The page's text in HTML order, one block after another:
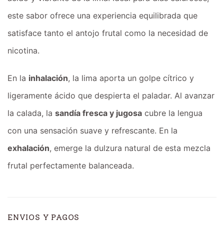
este sabor ofrece una experiencia equilibrada que
satisface tanto el antojo frutal como la necesidad de
nicotina.
En la inhalación, la lima aporta un golpe cítrico y
ligeramente ácido que despierta el paladar. Al avanzar
la calada, la sandía fresca y jugosa cubre la lengua
con una sensación suave y refrescante. En la
exhalación, emerge la dulzura natural de esta mezcla
frutal perfectamente balanceada.
ENVIOS Y PAGOS